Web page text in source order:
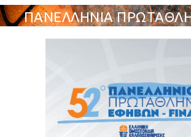
ΠΑΝΕΛΛΗΝΙΑ